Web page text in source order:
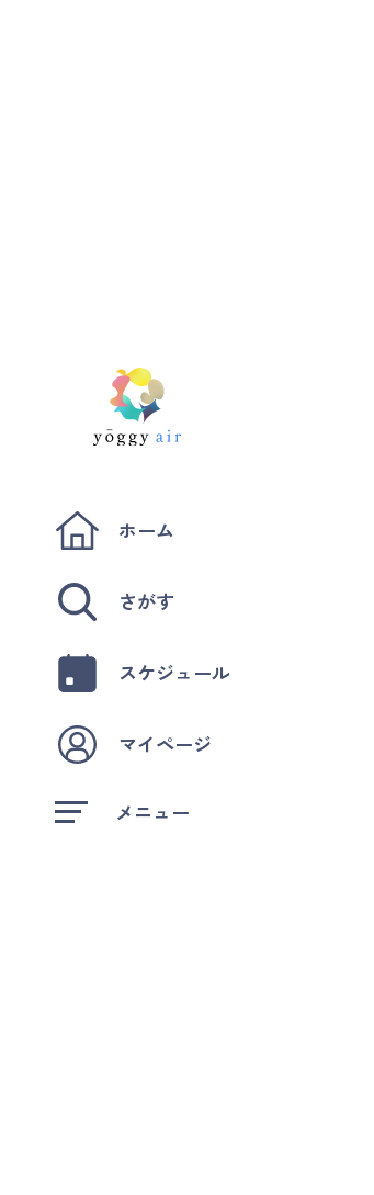
ホーム
さがす
スケジュール
マイページ
メニュー